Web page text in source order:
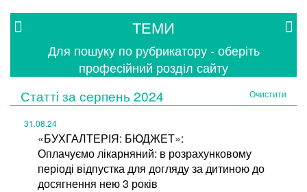
ТЕМИ
Для пошуку по рубрикатору - оберіть
професійний розділ сайту
Статті за серпень 2024 Очистити
31.08.24
«БУХГАЛТЕРІЯ: БЮДЖЕТ»:
Оплачуємо лікарняний: в розрахунковому
періоді відпустка для догляду за дитиною до
досягнення нею 3 років